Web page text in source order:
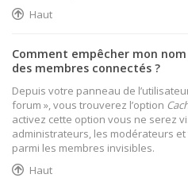
Haut
Comment empêcher mon
des membres connectés ?
Depuis votre panneau de
forum », vous trouverez l’option
activez cette option vous ne serez
administrateurs, les modérateurs
parmi les membres invisibles.
Haut